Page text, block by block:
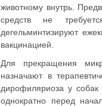
животному внутрь.
средств не
дегельминтизируют
вакцинацией.
Для прекращения
назначают в
дирофиляриоза у
однократно перед